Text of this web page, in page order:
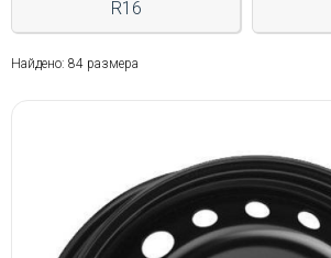
Сб-
C
R16
Найдено: 84 размера